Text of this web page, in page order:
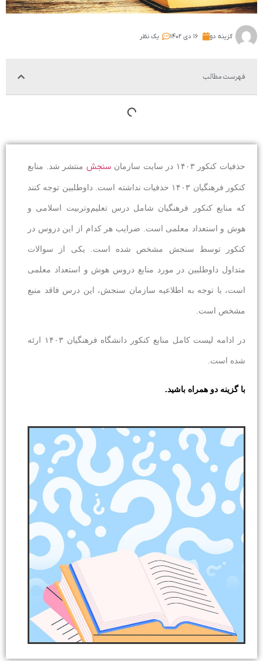
گزینه دو ۱۶ دی ۱۴۰۲ یک نظر
فهرست مطالب
حذفیات کنکور ۱۴۰۳ در سایت سازمان سنجش منتشر شد. منابع
کنکور فرهنگیان ۱۴۰۳ حذفیات نداشته است. داوطلبین توجه کنند
که منابع کنکور فرهنگیان شامل درس تعلیم‌وتربیت اسلامی و
هوش و استعداد معلمی است. ضرایب هر کدام از این دروس در
کنکور توسط سنجش مشخص شده است. یکی از سوالات
متداول داوطلبین در مورد منابع دروس هوش و استعداد معلمی
است، با توجه به اطلاعیه سازمان سنجش، این درس فاقد منبع
مشخص است.
در ادامه لیست کامل منابع کنکور دانشگاه فرهنگیان ۱۴۰۳ ارئه
شده است.
با گزینه دو همراه باشید.